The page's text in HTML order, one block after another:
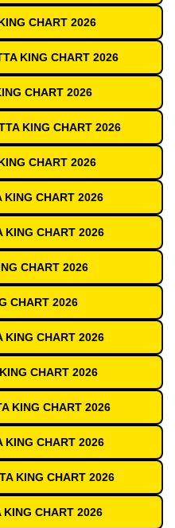
CHART 2026
KING CHART 2026
CHART 2026
KING CHART 2026
CHART 2026
KING CHART 2026
KING CHART 2026
CHART 2026
CHART 2026
KING CHART 2026
CHART 2026
KING CHART 2026
KING CHART 2026
KING CHART 2026
KING CHART 2026